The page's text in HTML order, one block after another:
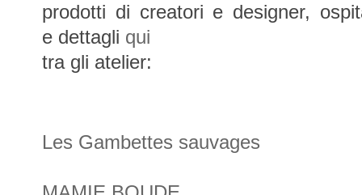
prodotti di creatori e designer,
e dettagli qui
tra gli atelier:
Les Gambettes sauvages